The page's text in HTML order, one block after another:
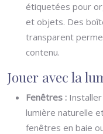
étiquetées pour
et objets. Des
transparent
contenu.
Jouer avec la
Fenêtres :
lumière naturelle
fenêtres en baie